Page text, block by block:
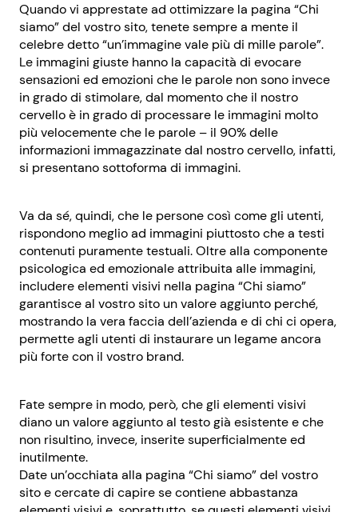
Quando vi apprestate ad ottimizzare la pagina “Chi
siamo” del vostro sito, tenete sempre a mente il
celebre detto “un’immagine vale più di mille parole”.
Le immagini giuste hanno la capacità di evocare
sensazioni ed emozioni che le parole non sono invece
in grado di stimolare, dal momento che il nostro
cervello è in grado di processare le immagini molto
più velocemente che le parole – il 90% delle
informazioni immagazzinate dal nostro cervello, infatti,
si presentano sottoforma di immagini.
Va da sé, quindi, che le persone così come gli utenti,
rispondono meglio ad immagini piuttosto che a testi
contenuti puramente testuali. Oltre alla componente
psicologica ed emozionale attribuita alle immagini,
includere elementi visivi nella pagina “Chi siamo”
garantisce al vostro sito un valore aggiunto perché,
mostrando la vera faccia dell’azienda e di chi ci opera,
permette agli utenti di instaurare un legame ancora
più forte con il vostro brand.
Fate sempre in modo, però, che gli elementi visivi
diano un valore aggiunto al testo già esistente e che
non risultino, invece, inserite superficialmente ed
inutilmente.
Date un’occhiata alla pagina “Chi siamo” del vostro
sito e cercate di capire se contiene abbastanza